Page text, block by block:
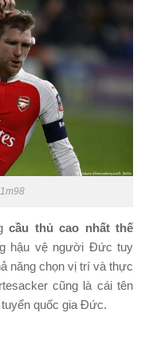
cầu thủ cao nhất thế
hậu vệ người Đức tuy
năng chọn vị trí và thực
cũng là cái tên
quốc gia Đức.